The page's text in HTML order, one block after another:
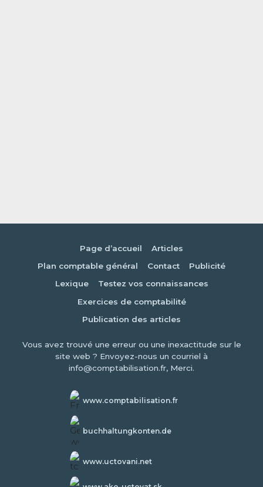
Page d’accueil
Articles
Plan comptable général
Contact
Publicité
Lexique
Testez vos connaissances
Exercices de comptabilité
Publication des articles
Vous avez trouvé une erreur ou une inexactitude sur le
site web ? Envoyez-nous un courriel à
info@comptabilisation.fr, Merci.
www.comptabilisation.fr
buchhaltungkonten.de
www.uctovani.net